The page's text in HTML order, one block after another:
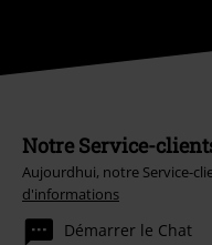
Notre Service-
Aujourdhui, notre Service-
d'informations
Démarrer le Chat